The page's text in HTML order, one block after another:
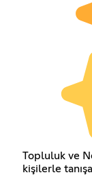
Topluluk ve
kişilerle